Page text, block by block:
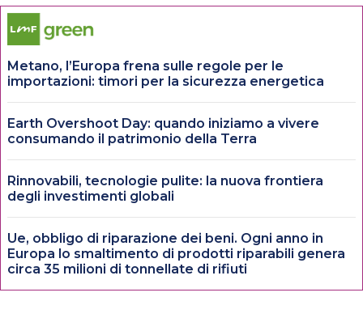
Metano, l’Europa frena sulle regole per le
importazioni: timori per la sicurezza energetica
Earth Overshoot Day: quando iniziamo a vivere
consumando il patrimonio della Terra
Rinnovabili, tecnologie pulite: la nuova frontiera
degli investimenti globali
Ue, obbligo di riparazione dei beni. Ogni anno in
Europa lo smaltimento di prodotti riparabili genera
circa 35 milioni di tonnellate di rifiuti